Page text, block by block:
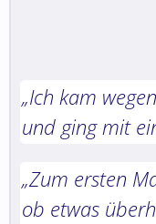
„Ich kam
und ging mit
„Zum ersten
ob etwas